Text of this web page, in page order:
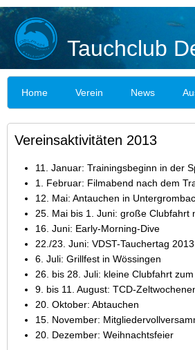
Tauchclub
Home Verein News
Vereinsaktivitäten 2013
11. Januar: Trainingsbeginn in der
1. Februar: Filmabend nach dem
12. Mai: Antauchen in
25. Mai bis 1. Juni: große Clubfahrt
16. Juni: Early-Morning-Dive
22./23. Juni: VDST-Tauchertag
6. Juli: Grillfest in Wössingen
26. bis 28. Juli: kleine Clubfahrt
9. bis 11. August: TCD-
20. Oktober: Abtauchen
15. November:
20. Dezember: Weihnachtsfeier